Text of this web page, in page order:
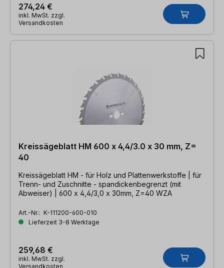
274,24 €
inkl. MwSt. zzgl.
Versandkosten
Kreissägeblatt HM 600 x 4,4/3.0 x 30 mm, Z=
40
Kreissägeblatt HM - für Holz und Plattenwerkstoffe | für
Trenn- und Zuschnitte - spandickenbegrenzt (mit
Abweiser) | 600 x 4,4/3,0 x 30mm, Z=40 WZA
Art.-Nr.: K-111200-600-010
Lieferzeit 3-8 Werktage
259,68 €
inkl. MwSt. zzgl.
Versandkosten